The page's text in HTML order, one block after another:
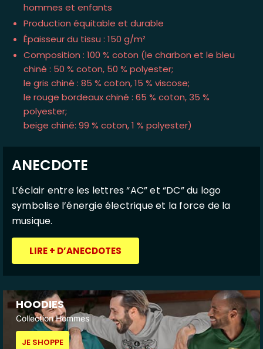
hommes et enfants
Production équitable et durable
Épaisseur du tissu : 150 g/m²
Composition : 100 % coton (le charbon et le bleu
chiné : 50 % coton, 50 % polyester;
le gris chiné : 85 % coton, 15 % viscose;
le rouge bordeaux chiné : 65 % coton, 35 %
polyester;
beige chiné: 99 % coton, 1 % polyester)
ANECDOTE
L’éclair entre les lettres “AC” et “DC” du logo
symbolise l’énergie électrique et la force de la
musique.
LIRE + D’ANECDOTES
HOODIES
Collection Hommes
JE SHOPPE